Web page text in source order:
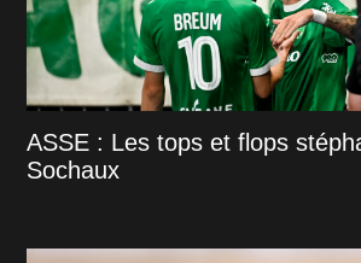
ASSE : Les tops et flops
Sochaux